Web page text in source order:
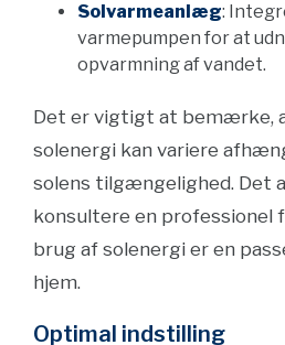
Solvarmeanlæg:
varmepumpen for at
opvarmning af vandet.
Det er vigtigt at bemærke,
solenergi kan variere
solens tilgængelighed. Det
konsultere en professionel
brug af solenergi er en
hjem.
Optimal indstilling